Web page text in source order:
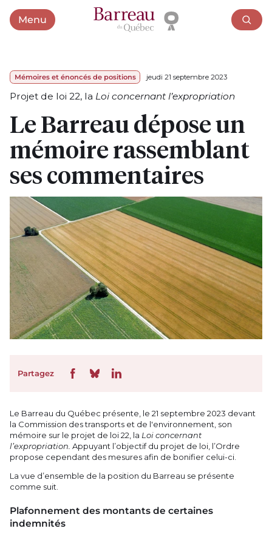
MenuOuvrir le menu
Mémoires et énoncés de positions jeudi 21 septembre 2023
Projet de loi 22, la Loi concernant l’expropriation
Le Barreau dépose un
mémoire rassemblant
ses commentaires
Partagez
Le Barreau du Québec présente, le 21 septembre 2023 devant
la Commission des transports et de l'environnement, son
mémoire sur le projet de loi 22, la Loi concernant
l’expropriation. Appuyant l’objectif du projet de loi, l’Ordre
propose cependant des mesures afin de bonifier celui-ci.
La vue d’ensemble de la position du Barreau se présente
comme suit.
Plafonnement des montants de certaines
indemnités